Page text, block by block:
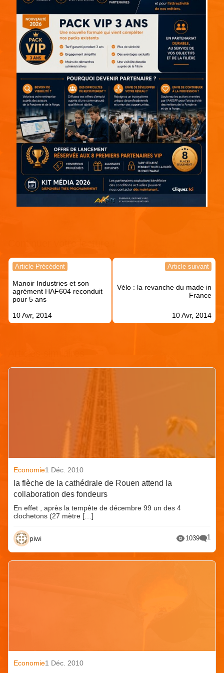
Navigation
l’article
Article Précédent
Manoir Industries et son
agrément HAF604 reconduit
pour 5 ans
10 Avr, 2014
Article suivant
Vélo : la revanche du made in
France
10 Avr, 2014
Economie1 Déc. 2010
la flèche de la cathédrale de Rouen attend la
collaboration des fondeurs
En effet , après la tempête de décembre 99 un des 4
clochetons (27 mètre […]
piwi 1039 1
Economie1 Déc. 2010